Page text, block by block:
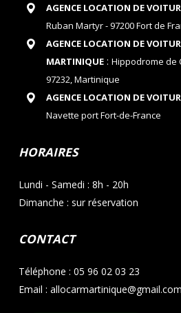
AGENCE LOCATION DE
Ruban Martyr - 97200 Fort de
AGENCE LOCATION DE
MARTINIQUE: Hippodrome de
97232, Martinique
AGENCE LOCATION DE
Navette port Fort-de-France
HORAIRES
Lundi - Samedi : 8h - 20h
Dimanche : sur réservation
CONTACT
Téléphone : 05 96 02 03 23
Email : allocarmartinique@gmail.com